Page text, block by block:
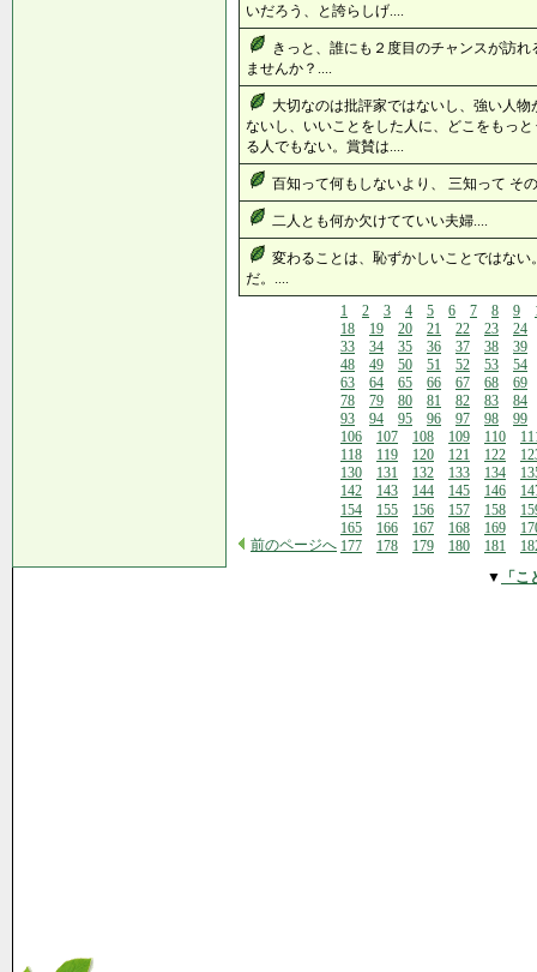
いだろう、と誇らしげ....
きっと、誰にも２度目のチャンスが訪
ませんか？....
大切なのは批評家ではないし、強い人
ないし、いいことをした人に、どこをもっ
る人でもない。賞賛は....
百知って何もしないより、 三知って そ
二人とも何か欠けてていい夫婦....
変わることは、恥ずかしいことではな
だ。....
前のページへ
1 2 3 4 5 6 7 8 9
18
19 20 21 22 23
24
33
34 35 36 37 38
39
48
49 50 51 52 53
54
63
64 65 66 67 68
69
78
79 80 81 82 83
84
93
94 95 96 97 98
99
106
107 108 109 110
118
119 120 121 122
130
131 132 133 134
142
143 144 145 146
154
155 156 157 158
165
166 167 168 169
177
178 179 180 181
▼
「